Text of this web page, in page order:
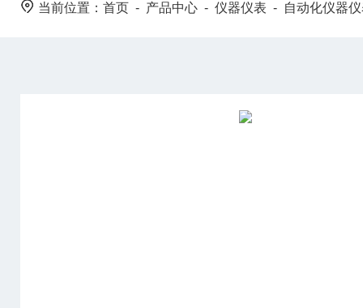
当前位置： 首页 - 产品中心 - 仪器仪表 - 自动化仪器